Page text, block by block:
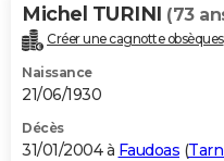
Michel TURINI (73
Créer une cagnotte obsèques
Naissance
21/06/1930
Décès
31/01/2004 à Faudoas (